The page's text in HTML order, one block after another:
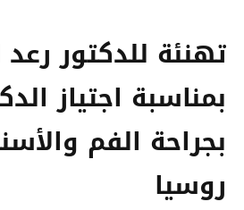
تهنئة للدكتور رعد
بمناسبة اجتياز
بجراحة الفم
روسيا